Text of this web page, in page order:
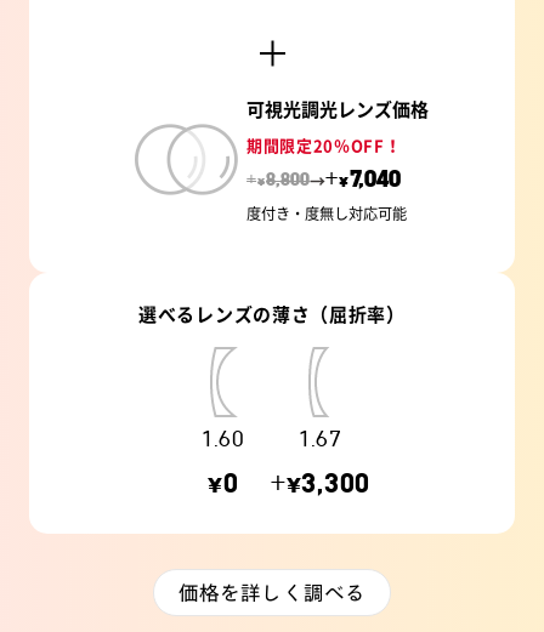
可視光調光レンズ価格
期間限定20％OFF！
+¥8,800→+¥7,040
度付き・度無し対応可能
選べるレンズの薄さ（屈折率）
1.60
¥0
1.67
+¥3,300
価格を詳しく調べる